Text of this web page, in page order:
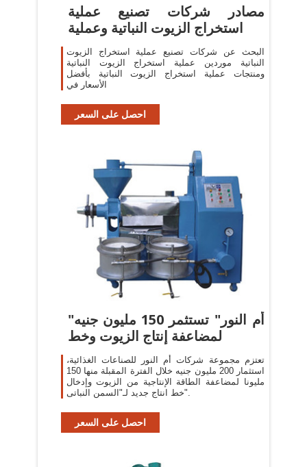
مصادر شركات تصنيع عملية
استخراج الزيوت النباتية وعملية
البحث عن شركات تصنيع عملية استخراج الزيوت
النباتية موردين عملية استخراج الزيوت النباتية
ومنتجات عملية استخراج الزيوت النباتية بأفضل
الأسعار في
احصل على السعر
"أم النور" تستثمر 150 مليون جنيه
لمضاعفة إنتاج الزيوت وخط
تعتزم مجموعة شركات أم النور للصناعات الغذائية،
استثمار 200 مليون جنيه خلال الفترة المقبلة منها 150
مليونا لمضاعفة الطاقة الإنتاجية من الزيوت وإدخال
خط انتاج جديد لـ"السمن النباتى".
احصل على السعر